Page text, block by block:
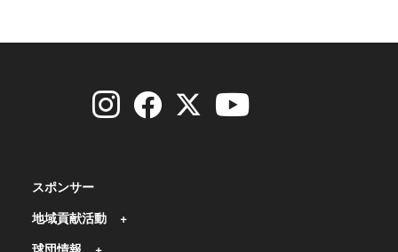
スポンサー
地域貢献活動